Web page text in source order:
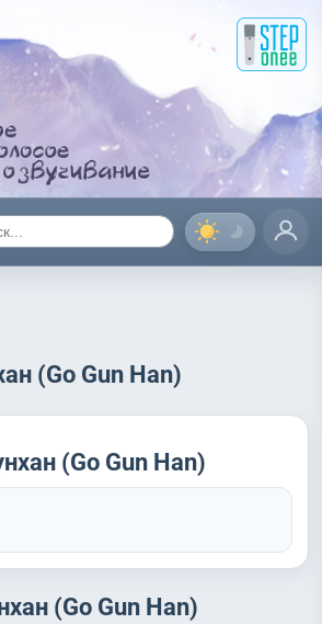
(Go Gun Han)
(Go Gun Han)
(Go Gun Han)